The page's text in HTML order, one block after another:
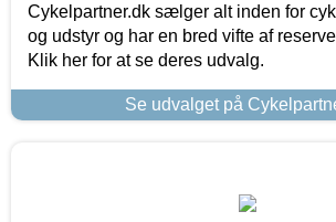
Cykelpartner.dk sælger alt inden for
og udstyr og har en bred vifte af
Klik her for at se deres udvalg.
Se udvalget på